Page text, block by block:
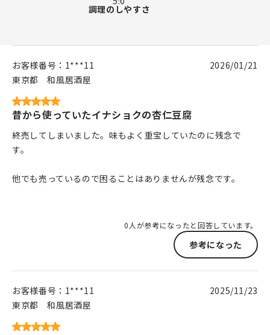
お客様番号： 1***11
東京都
和風居酒屋
2026/01/21
昔から使っていたイナショクの杏仁豆腐
終売してしまいました。味もよく重宝していたのに残念で
す。
他でも売っているので困ることはありませんが残念です。
0人が参考になったと回答しています。
参考になった
お客様番号： 1***11
東京都
和風居酒屋
2025/11/23